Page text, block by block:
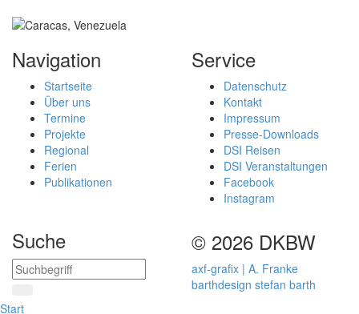
Navigation
Startseite
Über uns
Termine
Projekte
Regional
Ferien
Publikationen
Service
Datenschutz
Kontakt
Impressum
Presse-Downloads
DSI Reisen
DSI Veranstaltungen
Facebook
Instagram
Suche © 2026 DKBW
axf-grafix | A. Franke
barthdesign stefan barth
Start